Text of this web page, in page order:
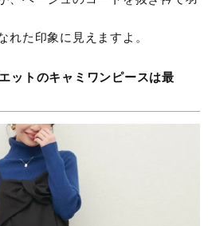
れた印象に見えますよ。
ットのキャミワンピースは最